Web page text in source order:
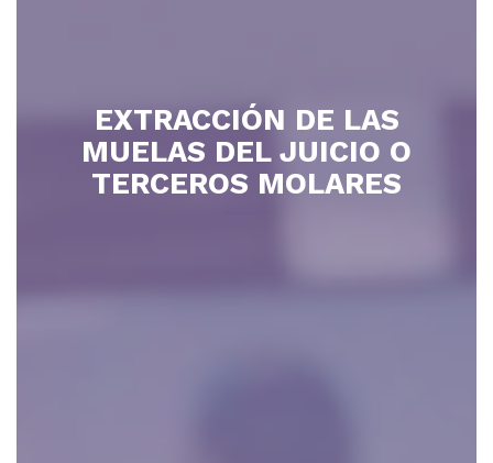
EXTRACCIÓN DE LAS
MUELAS DEL JUICIO O
TERCEROS MOLARES